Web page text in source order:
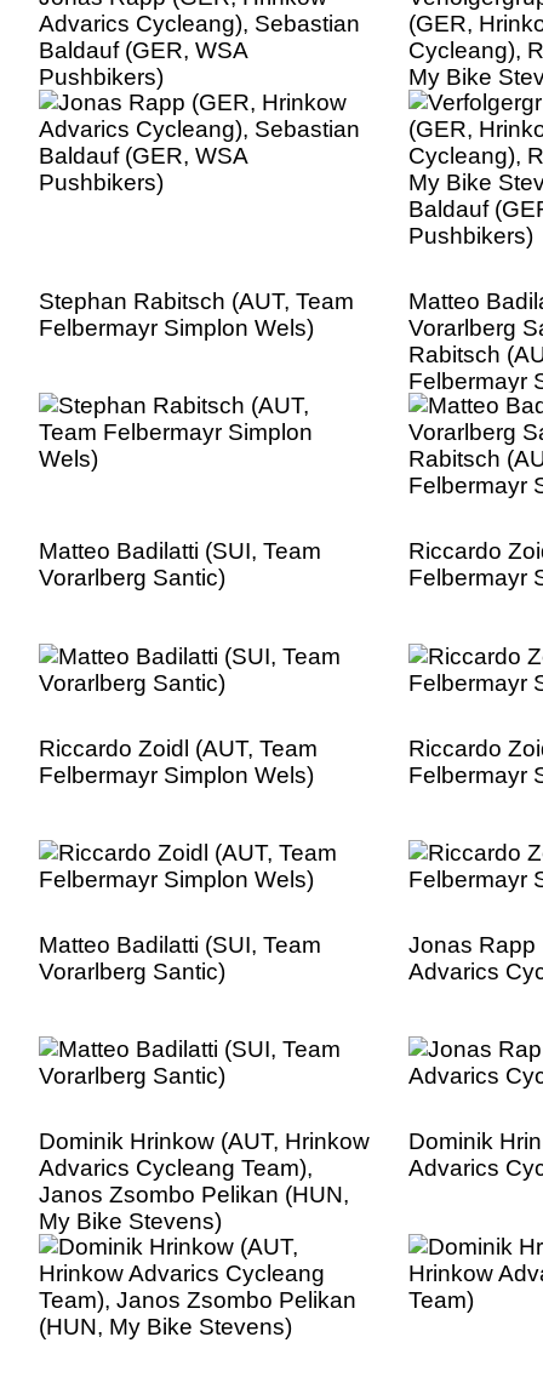
Advarics Cycleang), Sebastian
Baldauf (GER, WSA
Pushbikers)
(GER,
Cycleang),
My Bike
Baldauf
Pushbikers)
Stephan Rabitsch (AUT, Team
Felbermayr Simplon Wels)
Matteo
Vorarlberg
Rabitsch
Felbermayr
Matteo Badilatti (SUI, Team
Vorarlberg Santic)
Riccardo
Felbermayr
Riccardo Zoidl (AUT, Team
Felbermayr Simplon Wels)
Riccardo
Felbermayr
Matteo Badilatti (SUI, Team
Vorarlberg Santic)
Jonas Rapp
Advarics
Dominik Hrinkow (AUT, Hrinkow
Advarics Cycleang Team),
Janos Zsombo Pelikan (HUN,
My Bike Stevens)
Dominik
Advarics